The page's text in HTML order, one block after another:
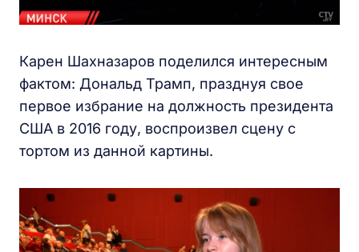
Карен Шахназаров поделился интересным
фактом: Дональд Трамп, празднуя свое
первое избрание на должность президента
США в 2016 году, воспроизвел сцену с
тортом из данной картины.